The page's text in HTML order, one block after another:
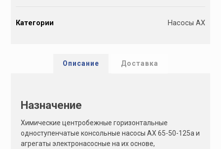
tКатегории Насосы АХ
Описание Доставка
Назначение
Химические центробежные горизонтальные
одноступенчатые консольные насосы АХ 65-50-125а и
агрегаты электронасосные на их основе,